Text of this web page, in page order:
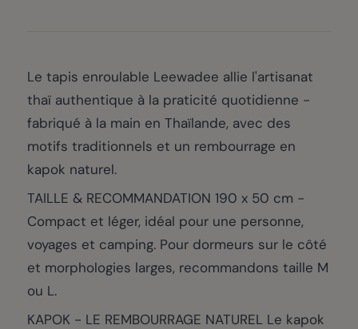
Le tapis enroulable Leewadee allie l'artisanat
thaï authentique à la praticité quotidienne -
fabriqué à la main en Thaïlande, avec des
motifs traditionnels et un rembourrage en
kapok naturel.
TAILLE & RECOMMANDATION 190 x 50 cm -
Compact et léger, idéal pour une personne,
voyages et camping. Pour dormeurs sur le côté
et morphologies larges, recommandons taille M
ou L.
KAPOK - LE REMBOURRAGE NATUREL Le kapok